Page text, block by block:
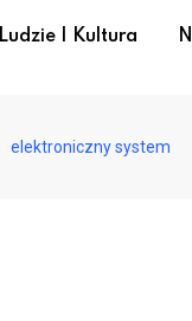
Ludzie I Kultura
elektroniczny system